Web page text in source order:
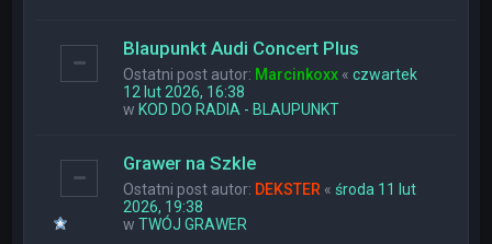
Blaupunkt Audi Concert Plus
Ostatni post autor: Marcinkoxx «czwartek
12 lut 2026, 16:38
w KOD DO RADIA - BLAUPUNKT
Grawer na Szkle
Ostatni post autor: DEKSTER «środa 11 lut
2026, 19:38
wTWÓJ GRAWER